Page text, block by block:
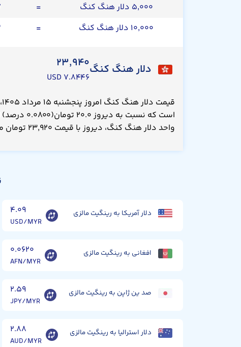
۵,۰۰۰ دلار هنگ کنگ
=
۱۰,۰۰۰ دلار هنگ کنگ
=
دلار هنگ کنگ۲۳,۹۴۰
۷.۸۴۴۶ USD
است که نسبت
واحد دلار هنگ کنگ، دیروز با قیمت ۲۳,۹۲۰ تومان معامله می‌شد.
دلار آمریکا به رینگیت مالزی ۴.۰۹
USD/MYR
افغانی به رینگیت مالزی ۰.۰۶۲۰
AFN/MYR
صد ین ژاپن به رینگیت مالزی ۲.۵۹
JPY/MYR
دلار استرالیا به رینگیت مالزی ۲.۸۸
AUD/MYR